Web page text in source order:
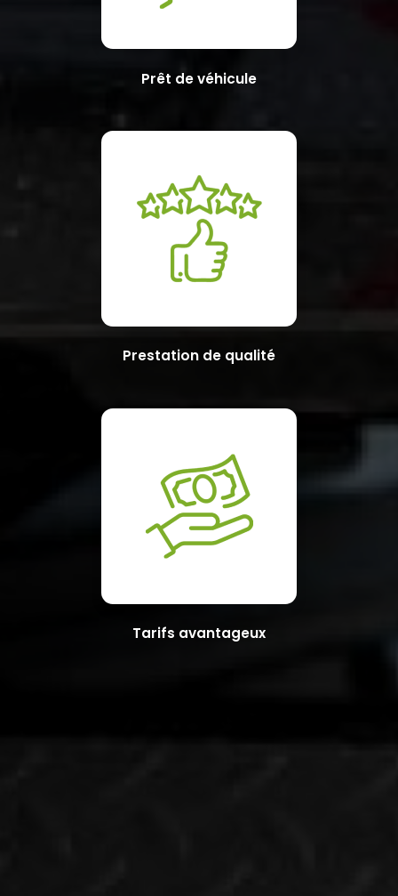
Prêt de véhicule
Prestation de qualité
Tarifs avantageux